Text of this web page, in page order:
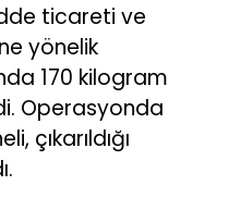
ticareti ve
yönelik
170 kilogram
Operasyonda
çıkarıldığı